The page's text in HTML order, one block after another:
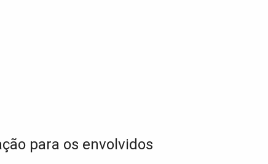
para os envolvidos